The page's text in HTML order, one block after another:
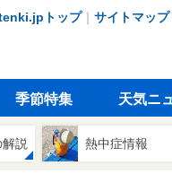
トップ｜ サイトマップ
季節特集 天気ニ
説 熱中症情報